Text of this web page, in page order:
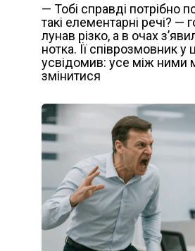
— Тобі справді потрібно
такі елементарні речі? —
лунав різко, а в очах
нотка. Її співрозмовник
усвідомив: усе між ними
змінитися